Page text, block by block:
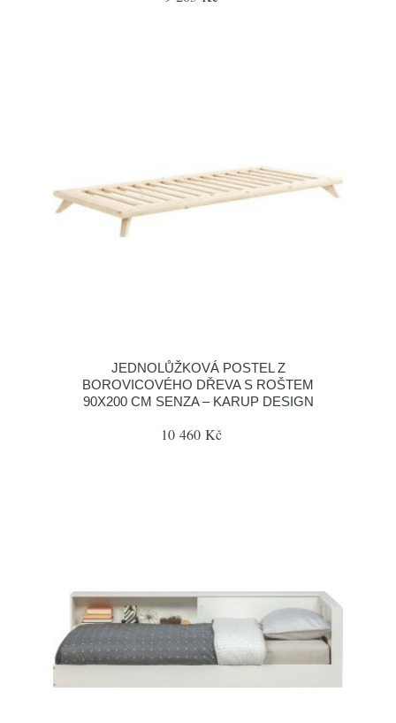
JEDNOLŮŽKOVÁ POSTEL Z
BOROVICOVÉHO DŘEVA S ROŠTEM
90X200 CM SENZA – KARUP DESIGN
10 460 Kč